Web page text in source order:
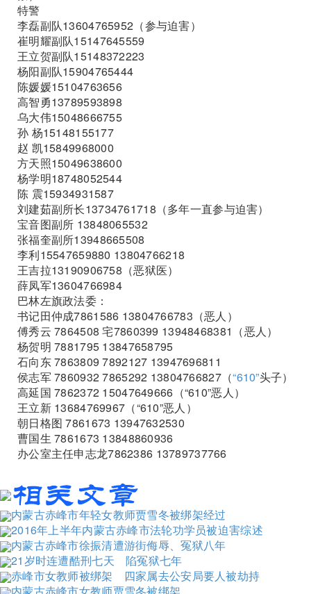
特警
李磊副队13604765952（参与迫害）
崔明耀副队15147645559
王立贺副队15148372223
杨阳副队15904765444
陈媛媛15104763656
高智勇13789593898
乌大伟15048666755
孙 杨15148155177
赵 凯15849968000
方天照15049638600
杨学明18748052544
陈 震15934931587
刘建茹副所长13734761718（多年一直参与迫害）
宝音图副所 13848065532
张福奎副所13948665508
李利15547659880 13804766218
王吉拉13190906758（恶狱医）
薛凤军13604766984
巴林左旗政法委：
书记田仲成7861586 13804766783（恶人）
傅秀云 7864508 宅7860399 13948468381（恶人）
杨贺明 7881795 13847658795
石向东 7863809 7892127 13947696811
侯志军 7860932 7865292 13804766827（“610”头子）
高延国 7862372 15047649666（“610”恶人）
王立新 13684769967（“610”恶人）
朝日格图 7861673 13947632530
曹国生 7861673 13848860936
办公室主任申志龙7862386 13789737766
内蒙古赤峰市年轻女教师贾雪冬被绑架经过
2016年上半年内蒙古赤峰市法轮功学员被迫害综述
内蒙古赤峰市徐振清遭游街侮辱、冤狱八年
21岁时连遭酷刑七天 陷冤狱七年
赤峰市女教师被绑架 四家属去公安局要人被劫持